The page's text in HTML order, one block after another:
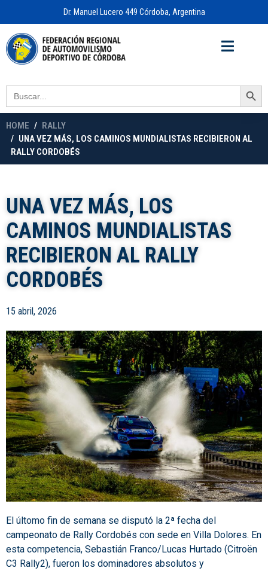
Dr. Manuel Lucero 449 Córdoba, Argentina
Search
for:
Search Button
HOME
RALLY
UNA VEZ MÁS, LOS CAMINOS MUNDIALISTAS RECIBIERON AL
RALLY CORDOBÉS
UNA VEZ MÁS, LOS
CAMINOS MUNDIALISTAS
RECIBIERON AL RALLY
CORDOBÉS
15 abril, 2026
El últomo fin de semana se disputó la 2ª fecha del
campeonato de Rally Cordobés con sede en Villa Dolores. En
esta competencia, Sebastián Franco/Lucas Hurtado (Citroën
C3 Rally2), fueron los dominadores absolutos y